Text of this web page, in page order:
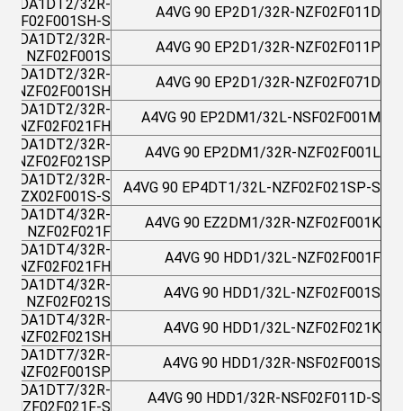
A4VG 90 EP2D1/32R-NZF02F011D
32R-
NAF02F001SH-S
A4VG 90 EP2D1/32R-NZF02F011P
32R-
NZF02F001S
A4VG 90 EP2D1/32R-NZF02F071D
32R-
NZF02F001SH
A4VG 90 EP2DM1/32L-NSF02F001M
32R-
NZF02F021FH
A4VG 90 EP2DM1/32R-NZF02F001L
32R-
NZF02F021SP
A4VG 90 EP4DT1/32L-NZF02F021SP-S
32R-
NZX02F001S-S
A4VG 90 EZ2DM1/32R-NZF02F001K
32R-
NZF02F021F
A4VG 90 HDD1/32L-NZF02F001F
32R-
NZF02F021FH
A4VG 90 HDD1/32L-NZF02F001S
32R-
NZF02F021S
A4VG 90 HDD1/32L-NZF02F021K
32R-
NZF02F021SH
A4VG 90 HDD1/32R-NSF02F001S
32R-
NZF02F001SP
A4VG 90 HDD1/32R-NSF02F011D-S
32R-
NZF02F021F-S